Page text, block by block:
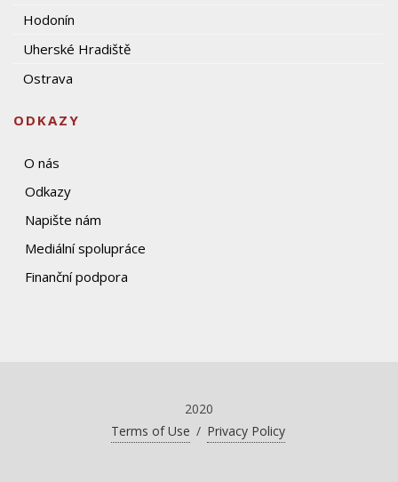
Hodonín
Uherské Hradiště
Ostrava
ODKAZY
O nás
Odkazy
Napište nám
Mediální spolupráce
Finanční podpora
2020
Terms of Use / Privacy Policy